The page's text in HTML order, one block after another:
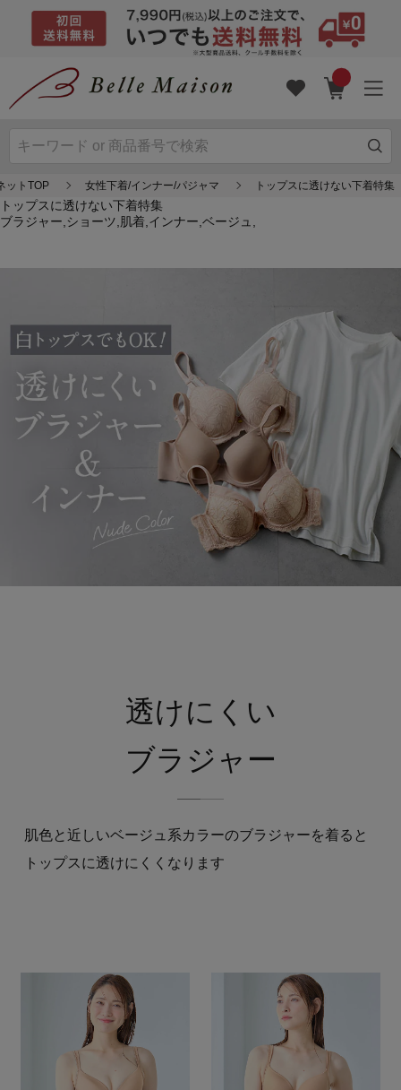
ットTOP 女性下着/インナー/パジャマ トップスに透けない下着特集
トップスに透けない下着特集
ブラジャー,ショーツ,肌着,インナー,ベージュ,
透けにくい
ブラジャー
肌色と近しいベージュ系カラーのブラジャーを着ると
トップスに透けにくくなります